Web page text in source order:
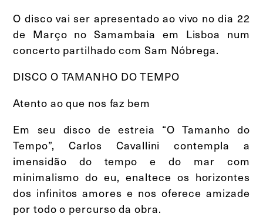
O disco vai ser apresentado ao vivo no dia 22
de Março no Samambaia em Lisboa num
concerto partilhado com Sam Nóbrega.
DISCO O TAMANHO DO TEMPO
Atento ao que nos faz bem
Em seu disco de estreia “O Tamanho do
Tempo”, Carlos Cavallini contempla a
imensidão do tempo e do mar com
minimalismo do eu, enaltece os horizontes
dos infinitos amores e nos oferece amizade
por todo o percurso da obra.